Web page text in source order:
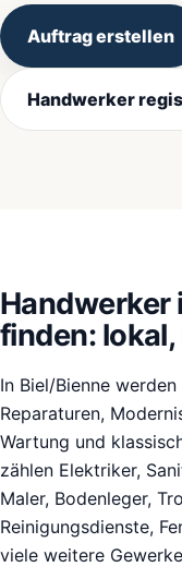
Auftrag erstellen
Handwerker
Handwerker
finden:
In Biel/Bienne
Reparaturen,
Wartung und
zählen Elektriker,
Maler, Bodenleger,
Reinigungsdienste,
viele weitere